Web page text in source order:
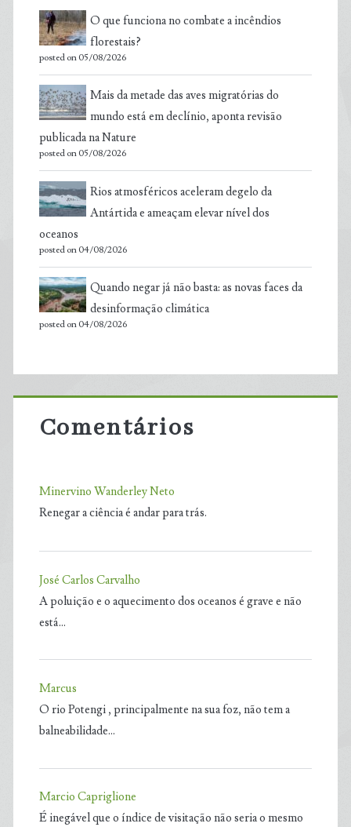
O que funciona no combate a incêndios
florestais?
posted on 05/08/2026
Mais da metade das aves migratórias do
mundo está em declínio, aponta revisão
publicada na Nature
posted on 05/08/2026
Rios atmosféricos aceleram degelo da
Antártida e ameaçam elevar nível dos
oceanos
posted on 04/08/2026
Quando negar já não basta: as novas faces da
desinformação climática
posted on 04/08/2026
Comentários
Minervino Wanderley Neto
Renegar a ciência é andar para trás.
José Carlos Carvalho
A poluição e o aquecimento dos oceanos é grave e não
está…
Marcus
O rio Potengi , principalmente na sua foz, não tem a
balneabilidade…
Marcio Capriglione
É inegável que o índice de visitação não seria o mesmo